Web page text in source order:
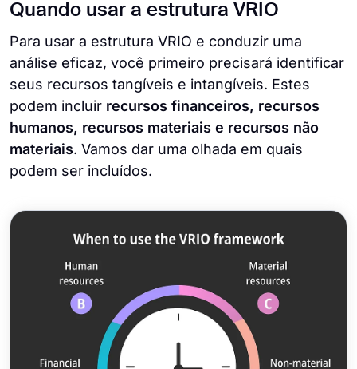
Quando usar a estrutura VRIO
Para usar a estrutura VRIO e conduzir uma
análise eficaz, você primeiro precisará identificar
seus recursos tangíveis e intangíveis. Estes
podem incluir recursos financeiros, recursos
humanos, recursos materiais e recursos não
materiais. Vamos dar uma olhada em quais
podem ser incluídos.